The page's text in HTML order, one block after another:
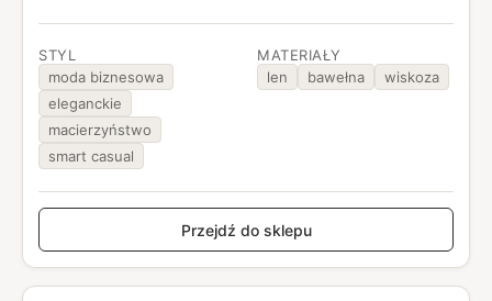
STYL
moda biznesowa
eleganckie
macierzyństwo
smart casual
MATERIAŁY
len
bawełna wiskoza
Przejdź do sklepu